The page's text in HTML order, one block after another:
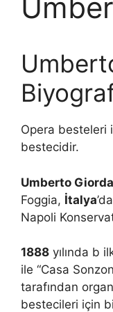
Opera besteleri
bestecidir.
Umberto
Foggia, İtalya
Napoli
1888 yılında b
ile “Casa
tarafından
bestecileri için